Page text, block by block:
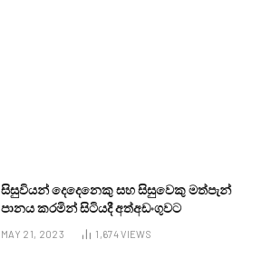
සිසුවියන් දෙදෙනෙකු සහ සිසුවෙකු මත්පැන්
පානය කරමින් සිටියදී අත්අඩංගුවට
MAY 21, 2023 1,674VIEWS